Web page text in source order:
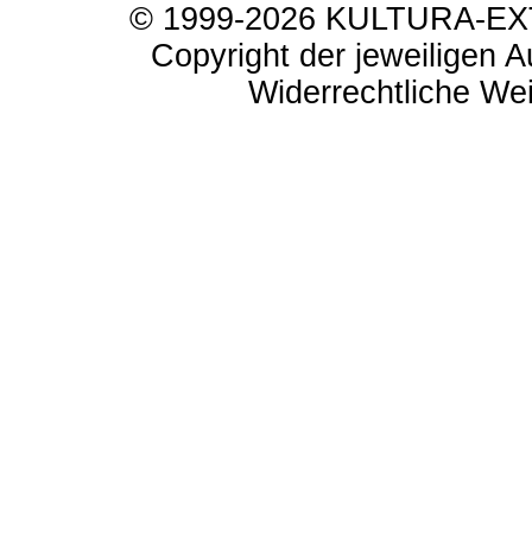
© 1999-2026 KULTURA-
Copyright der jeweiligen
Widerrechtliche